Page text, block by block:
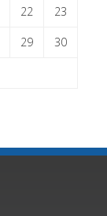
22 23
29 30